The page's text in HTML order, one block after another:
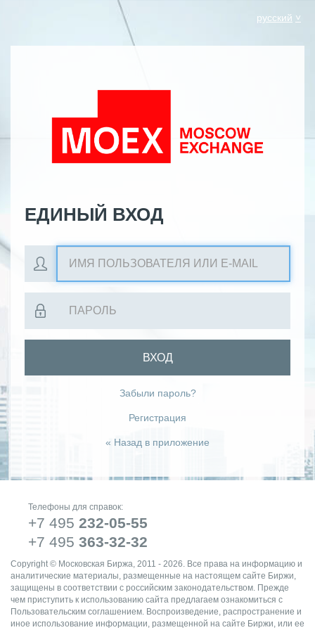
русский
ЕДИНЫЙ ВХОД
ВХОД
Забыли пароль?
Регистрация
« Назад в приложение
Телефоны для справок:
+7 495 232-05-55
+7 495 363-32-32
Copyright © Московская Биржа, 2011 - 2026. Все права на информацию и
аналитические материалы, размещенные на настоящем сайте Биржи,
защищены в соответствии с российским законодательством. Прежде
чем приступить к использованию сайта предлагаем ознакомиться с
Пользовательским соглашением. Воспроизведение, распространение и
иное использование информации, размещенной на сайте Биржи, или ее